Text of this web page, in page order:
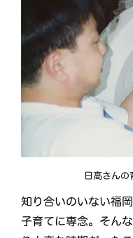
日高さんの
知り合いのいない福
子育てに専念。そん